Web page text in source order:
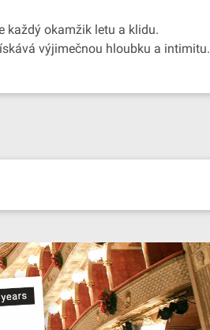
každý okamžik letu a klidu.
výjimečnou hloubku a intimitu.